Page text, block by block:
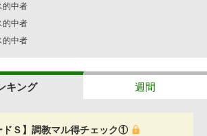
的中者
的中者
的中者
キング 週間
ドＳ】調教マル得チェック①